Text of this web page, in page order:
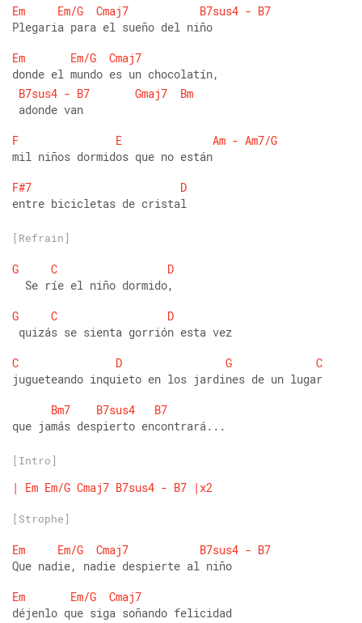
Em Em/G Cmaj7 B7sus4 - B7
Plegaria para el sueño del niño
Em
Em/G
Cmaj7
donde el mundo es un chocolatín,
B7sus4 - B7 Gmaj7
Bm
adonde van
F
E Am - Am7/G
mil niños dormidos que no están
F#7
D
entre bicicletas de cristal
[Refrain]
G C
D
  Se ríe el niño dormido,
G
C
D
quizás se sienta gorrión esta vez
C
D G
C
jugueteando inquieto en los jardines de un lugar
Bm7
B7sus4
B7
que jamás despierto encontrará...
[Intro]
| Em Em/G Cmaj7 B7sus4 - B7 |x2
[Strophe]
Em Em/G Cmaj7 B7sus4 - B7
Que nadie, nadie despierte al niño
Em
Em/G
Cmaj7
déjenlo que siga soñando felicidad